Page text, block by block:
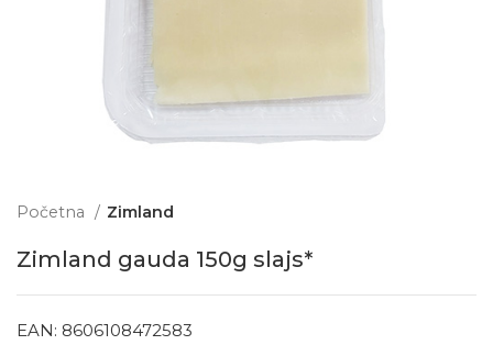
Početna Zimland
Zimland gauda 150g slajs*
EAN: 8606108472583